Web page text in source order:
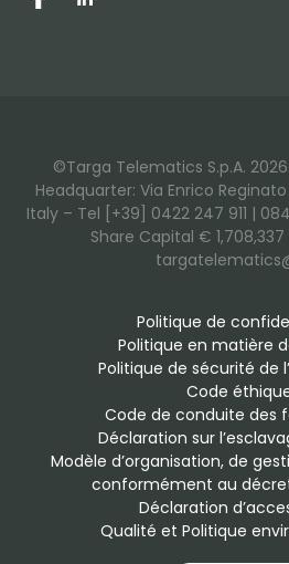
FacebookLinkedIn
©Targa Telematics S.p.A.
Headquarter: Via Enrico Reginato
Italy – Tel [+39] 0422 247 911 |
Share Capital €
Politique de
Politique en matière
Politique de sécurité de
Code
Code de conduite des
Déclaration sur
Modèle d’organisation, de
conformément au
Déclaration
Qualité et Politique